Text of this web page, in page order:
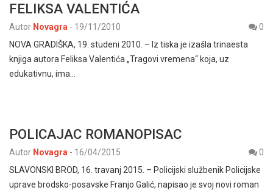
FELIKSA VALENTIĆA
Autor Novagra - 19/11/2010
0
NOVA GRADIŠKA, 19. studeni 2010. – Iz tiska je izašla trinaesta
knjiga autora Feliksa Valentića „Tragovi vremena“ koja, uz
edukativnu, ima…
POLICAJAC ROMANOPISAC
Autor Novagra - 16/04/2015
0
SLAVONSKI BROD, 16. travanj 2015. – Policijski službenik Policijske
uprave brodsko-posavske Franjo Galić, napisao je svoj novi roman